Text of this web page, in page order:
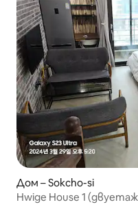
Дом – Sokcho-si
Hwige House 1